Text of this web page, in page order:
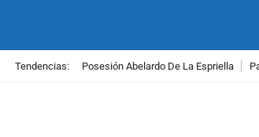
Tendencias: Posesión Abelardo De La Espriella